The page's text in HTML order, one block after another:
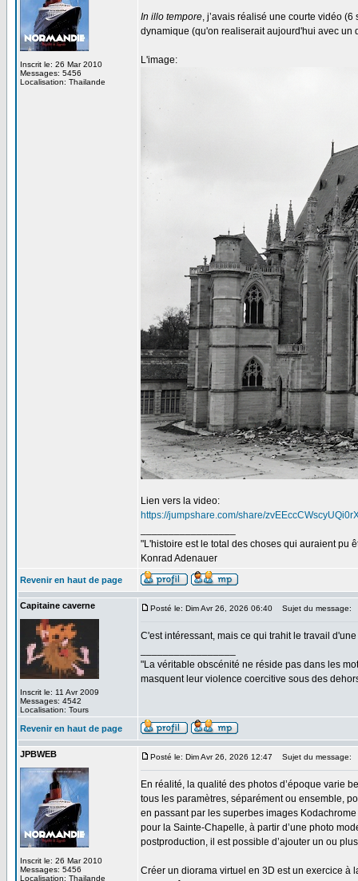
Inscrit le: 26 Mar 2010
Messages: 5456
Localisation: Thailande
In illo tempore, j’avais réalisé une courte vidéo
dynamique (qu'on realiserait aujourd'hui avec un
L'image:
Lien vers la video:
https://jumpshare.com/share/
"L'histoire est le total des choses qui auraient pu
Konrad Adenauer
Revenir en haut de page
Capitaine caverne
Inscrit le: 11 Avr 2009
Messages: 4542
Localisation: Tours
Posté le: Dim Avr 26, 2026 06:40 Sujet du message:
C'est intéressant, mais ce qui trahit le travail
"La véritable obscénité ne réside pas dans les
masquent leur violence coercitive sous des
Revenir en haut de page
JPBWEB
Inscrit le: 26 Mar 2010
Messages: 5456
Localisation: Thailande
Posté le: Dim Avr 26, 2026 12:47 Sujet du message:
En réalité, la qualité des photos d’époque varie
tous les paramètres, séparément ou ensemble,
en passant par les superbes images
pour la Sainte-Chapelle, à partir d’une photo
postproduction, il est possible d’ajouter un ou
Créer un diorama virtuel en 3D est un exercice à